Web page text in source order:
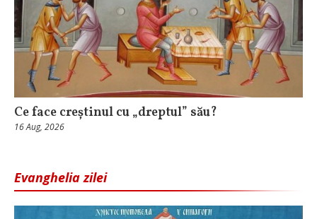
Ce face creștinul cu „dreptul” său?
16 Aug, 2026
Evanghelia zilei